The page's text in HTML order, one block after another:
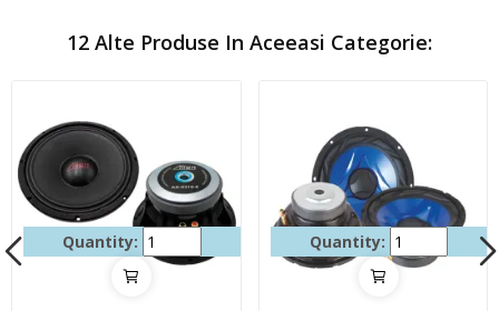
12 Alte Produse In Aceeasi Categorie:
Quantity: Quantity: